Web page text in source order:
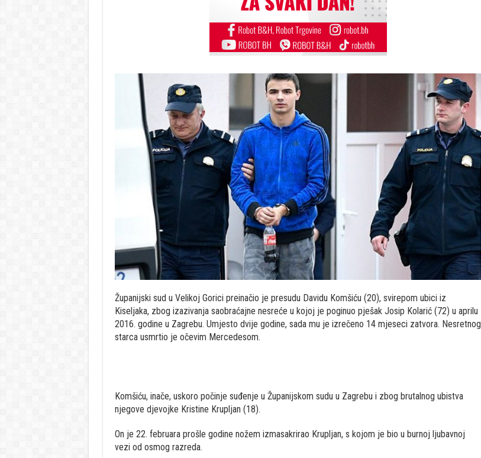
Županijski sud u Velikoj Gorici preinačio je presudu Davidu Komšiću (20), svirepom ubici iz
Kiseljaka, zbog izazivanja saobraćajne nesreće u kojoj je poginuo pješak Josip Kolarić (72) u aprilu
2016. godine u Zagrebu. Umjesto dvije godine, sada mu je izrečeno 14 mjeseci zatvora. Nesretnog
starca usmrtio je očevim Mercedesom.
Komšiću, inače, uskoro počinje suđenje u Županijskom sudu u Zagrebu i zbog brutalnog ubistva
njegove djevojke Kristine Krupljan (18).
On je 22. februara prošle godine nožem izmasakrirao Krupljan, s kojom je bio u burnoj ljubavnoj
vezi od osmog razreda.